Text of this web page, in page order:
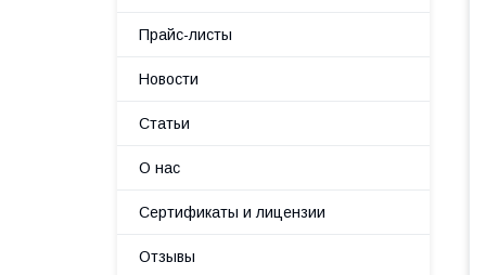
Прайс-листы
Новости
Статьи
О нас
Сертификаты и лицензии
Отзывы